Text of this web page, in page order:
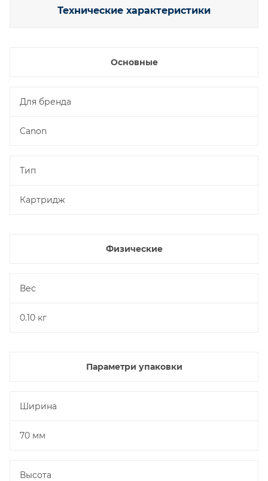
Технические характеристики
Основные
Для бренда
Canon
Тип
Картридж
Физические
Вес
0.10 кг
Параметри упаковки
Ширина
70 мм
Высота